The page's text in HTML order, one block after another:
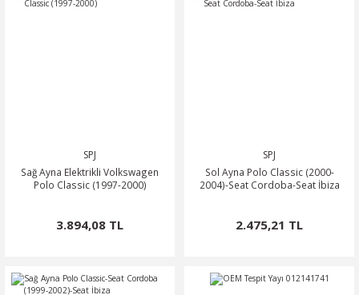
SPJ
Sağ Ayna Elektrikli Volkswagen
Polo Classic (1997-2000)
3.894,08 TL
SPJ
Sol Ayna Polo Classic (2000-
2004)-Seat Cordoba-Seat İbiza
2.475,21 TL